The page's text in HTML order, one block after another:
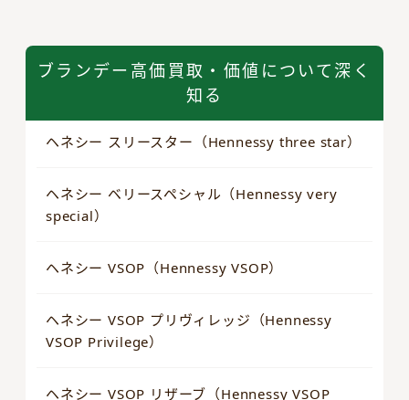
ブランデー高価買取・価値について深く
知る
ヘネシー スリースター（Hennessy three star）
ヘネシー ベリースペシャル（Hennessy very
special）
ヘネシー VSOP（Hennessy VSOP）
ヘネシー VSOP プリヴィレッジ（Hennessy
VSOP Privilege）
ヘネシー VSOP リザーブ（Hennessy VSOP